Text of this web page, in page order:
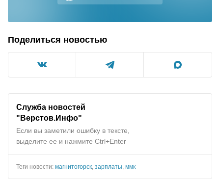
Поделиться новостью
Служба новостей
"Верстов.Инфо"
Если вы заметили ошибку в тексте,
выделите ее и нажмите Ctrl+Enter
Теги новости: магнитогорск зарплаты ммк